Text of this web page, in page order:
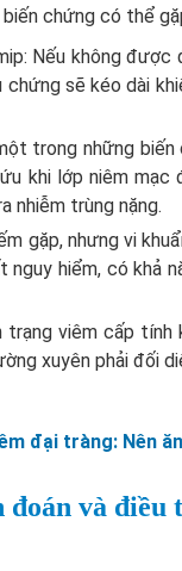
chứng có thể
Nếu không
sẽ kéo dài
trong những
khi lớp niêm
nhiễm trùng nặng.
gặp, nhưng vi
nguy hiểm, có khả
viêm cấp
xuyên phải đối
đại tràng: Nên
đoán và điều